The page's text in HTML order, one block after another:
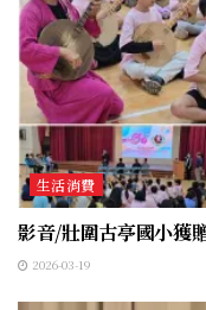
生活消費
影音/壯圍古亭國小獲
2026-03-19